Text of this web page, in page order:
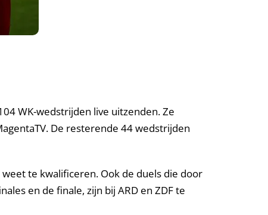
WK-wedstrijden live uitzenden. Ze
De resterende 44 wedstrijden
te kwalificeren. Ook de duels die door
en de finale, zijn bij ARD en ZDF te